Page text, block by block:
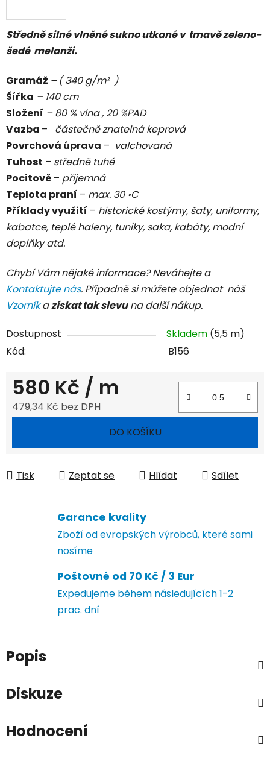
Středně silné vlněné sukno utkané v tmavě zeleno-
šedé melanži.
Gramáž –( 340 g/m² )
Šířka – 140 cm
Složení – 80 % vlna , 20 %PAD
Vazba – částečněznatelná keprová
Povrchová úprava – valchovaná
Tuhost – středně tuhé
Pocitově – přijemná
Teplota praní – max. 30 ॰C
Příklady využití – historické kostýmy, šaty, uniformy,
kabatce, teplé haleny, tuniky, saka, kabáty, modní
doplňky atd.
Chybí Vám nějaké informace? Neváhejte a
Kontaktujte nás. Případně si můžete objednat náš
Vzorníkazískat tak slevuna další nákup.
Dostupnost Skladem (5,5 m)
Kód:
B156
580 Kč / m
479,34 Kč bez DPH
DO KOŠÍKU
Tisk Zeptat se Hlídat Sdílet
Garance kvality
Zboží od evropských výrobců, které sami
nosíme
Poštovné od 70 Kč / 3 Eur
Expedujeme během následujících 1-2
prac. dní
Popis
Diskuze
Hodnocení